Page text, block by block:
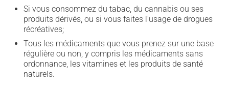
Si vous consommez du tabac, du cannabis ou ses
produits dérivés, ou si vous faites l'usage de drogues
récréatives;
Tous les médicaments que vous prenez sur une base
régulière ou non, y compris les médicaments sans
ordonnance, les vitamines et les produits de santé
naturels.